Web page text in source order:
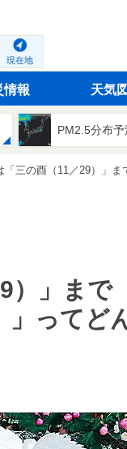
現在地
情報 天気図
PM2.5分布予
「三の酉（11／29）」
）」ま
」ってど